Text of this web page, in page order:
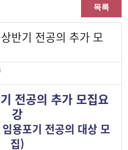
목록
반기 전공의 추가 모
전공의 추가 모집요
강
용포기 전공의 대상 모
집)